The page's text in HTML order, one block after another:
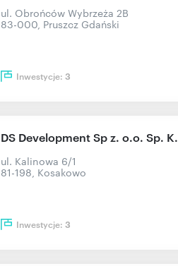
ul. Obrońców Wybrzeża 2B
83-000, Pruszcz Gdański
Inwestycje: 3
DS Development Sp z. o.o. Sp. K.
ul. Kalinowa 6/1
81-198, Kosakowo
Inwestycje: 3